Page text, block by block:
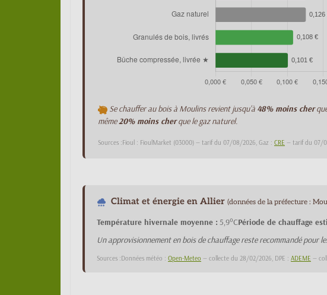
Se chauffer au bois à Moulins revient jusqu'à 48% moins cher
même20% moins cherque le gaz naturel.
Sources :Fioul : FioulMarket (03000) — tarif du 07/08/2026, Gaz : CRE — tarif du 07/
Climat et énergie en Allier (données de la préfecture :
Température hivernale moyenne : 5,9°CPériode de chauffage
Un approvisionnement en bois de chauffage reste recommandé pour
Sources :Données météo : Open-Meteo — collecte du 28/02/2026, DPE : ADEME —